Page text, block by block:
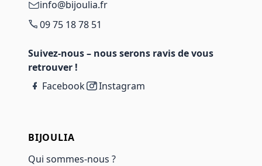
info@bijoulia.fr
09 75 18 78 51
Suivez-nous – nous serons ravis de vous
retrouver !
Facebook
Instagram
BIJOULIA
Qui sommes-nous ?